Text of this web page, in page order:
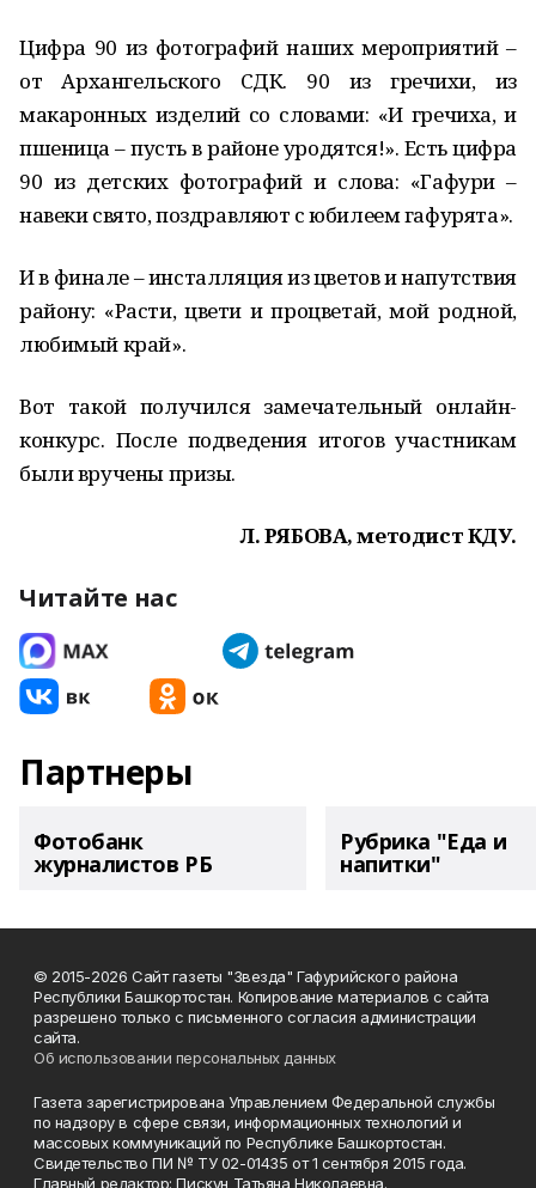
Цифра 90 из фотографий наших мероприятий –
от Архангельского СДК. 90 из гречихи, из
макаронных изделий со словами: «И гречиха, и
пшеница – пусть в районе уродятся!». Есть цифра
90 из детских фотографий и слова: «Гафури –
навеки свято, поздравляют с юбилеем гафурята».
И в финале – инсталляция из цветов и напутствия
району: «Расти, цвети и процветай, мой родной,
любимый край».
Вот такой получился замечательный онлайн-
конкурс. После подведения итогов участникам
были вручены призы.
Л. РЯБОВА, методист КДУ.
Читайте нас
Партнеры
Фотобанк
журналистов РБ
Рубрика "Еда и
напитки"
© 2015-2026 Сайт газеты "Звезда" Гафурийского района
Республики Башкортостан. Копирование материалов с сайта
разрешено только с письменного согласия администрации
сайта.
Об использовании персональных данных
Газета зарегистрирована Управлением Федеральной службы
по надзору в сфере связи, информационных технологий и
массовых коммуникаций по Республике Башкортостан.
Свидетельство ПИ № ТУ 02-01435 от 1 сентября 2015 года.
Главный редактор: Пискун Татьяна Николаевна.